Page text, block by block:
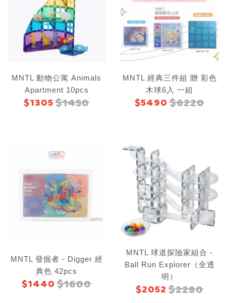
MNTL 動物公寓 Animals
Apartment 10pcs
$1305$1450
MNTL 經典三件組 贈 彩色
木球6入 一組
$5490$6220
MNTL 發掘者 - Digger 經
典色 42pcs
$1440$1600
MNTL 球道探險家組合 -
Ball Run Explorer（全透
明）
$2052$2280